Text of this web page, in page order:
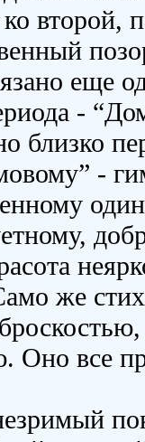
ко
еще
-
близко
-
же
Оно все